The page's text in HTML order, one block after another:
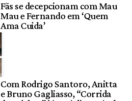
Fãs se decepcionam com Mau
Mau e Fernando em ‘Quem
Ama Cuida’
Com Rodrigo Santoro, Anitta
e Bruno Gagliasso, “Corrida